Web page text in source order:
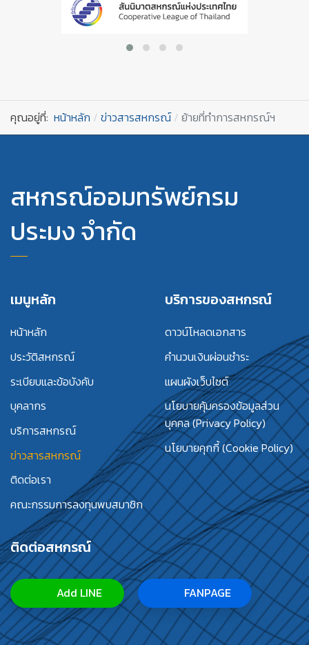
คุณอยู่ที่: หน้าหลัก ข่าวสารสหกรณ์ ย้ายที่ทำการสหกรณ์ฯ
สหกรณ์ออมทรัพย์กรม
ประมง จำกัด
เมนูหลัก
หน้าหลัก
ประวัติสหกรณ์
ระเบียบและข้อบังคับ
บุคลากร
บริการสหกรณ์
ข่าวสารสหกรณ์
ติดต่อเรา
คณะกรรมการลงทุนพบสมาชิก
บริการของสหกรณ์
ดาวน์โหลดเอกสาร
คำนวนเงินผ่อนชำระ
แผนผังเว็บไซต์
นโยบายคุ้มครองข้อมูลส่วน
บุคคล (Privacy Policy)
นโยบายคุกกี้ (Cookie Policy)
ติดต่อสหกรณ์
Add LINE FANPAGE